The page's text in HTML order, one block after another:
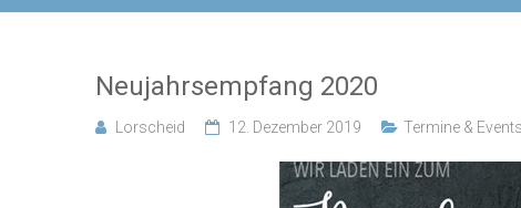
Neujahrsempfang 2020
Lorscheid 12. Dezember 2019 Termine &